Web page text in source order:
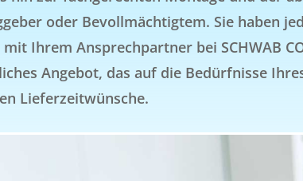
oder Bevollmächtigtem. Sie haben
Ihrem Ansprechpartner bei SCHWAB
Angebot, das auf die Bedürfnisse
Lieferzeitwünsche.